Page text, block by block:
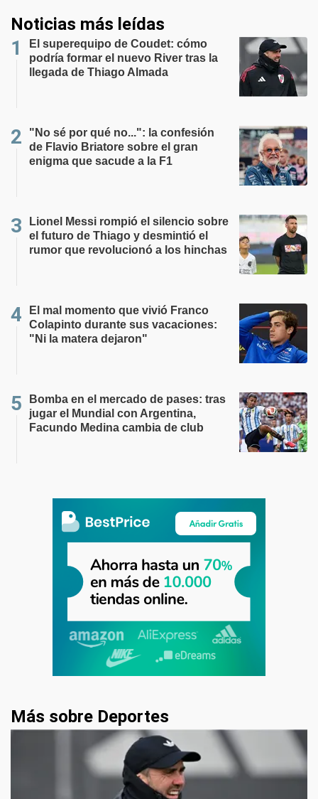
Noticias más leídas
El superequipo de Coudet: cómo
podría formar el nuevo River tras la
llegada de Thiago Almada
"No sé por qué no...": la confesión
de Flavio Briatore sobre el gran
enigma que sacude a la F1
Lionel Messi rompió el silencio sobre
el futuro de Thiago y desmintió el
rumor que revolucionó a los hinchas
El mal momento que vivió Franco
Colapinto durante sus vacaciones:
"Ni la matera dejaron"
Bomba en el mercado de pases: tras
jugar el Mundial con Argentina,
Facundo Medina cambia de club
Más sobre Deportes